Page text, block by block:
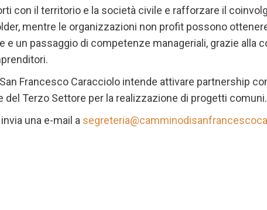
con il territorio e la società civile e rafforzare il
mentre le organizzazioni non profit possono
e un passaggio di competenze manageriali, grazie alla
Francesco Caracciolo intende attivare partnership
del Terzo Settore per la realizzazione di progetti comuni.
una e-mail a